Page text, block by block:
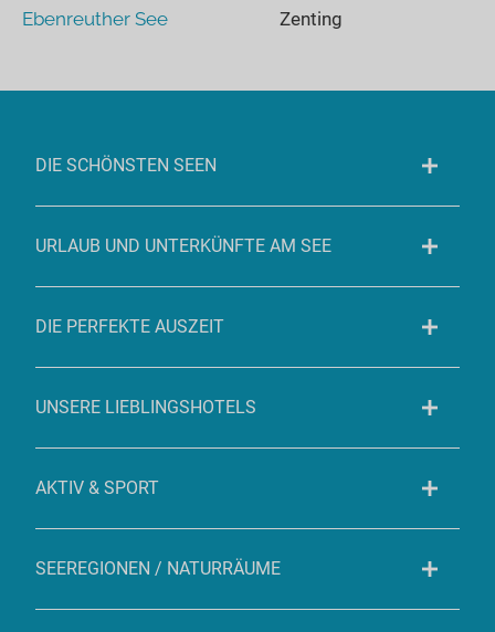
Ebenreuther See
Zenting
DIE SCHÖNSTEN SEEN
URLAUB UND UNTERKÜNFTE AM SEE
DIE PERFEKTE AUSZEIT
UNSERE LIEBLINGSHOTELS
AKTIV & SPORT
SEEREGIONEN / NATURRÄUME